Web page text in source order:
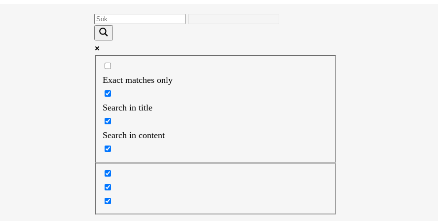
Exact matches only
Search in title
Search in content